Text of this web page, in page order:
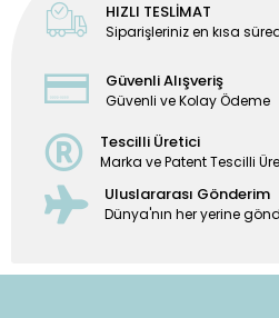
HIZLI TESLİMAT
Siparişleriniz en kısa
Güvenli Alışveriş
Güvenli ve Kolay Ödeme
Tescilli Üretici
Marka ve Patent Tescilli
Uluslararası Gönderim
Dünya'nın her yerine